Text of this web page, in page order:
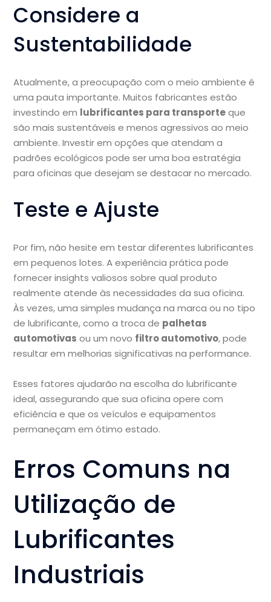
Considere a
Sustentabilidade
Atualmente, a preocupação com o meio ambiente é
uma pauta importante. Muitos fabricantes estão
investindo em lubrificantes para transporteque
são mais sustentáveis e menos agressivos ao meio
ambiente. Investir em opções que atendam a
padrões ecológicos pode ser uma boa estratégia
para oficinas que desejam se destacar no mercado.
Teste e Ajuste
Por fim, não hesite em testar diferentes lubrificantes
em pequenos lotes. A experiência prática pode
fornecer insights valiosos sobre qual produto
realmente atende às necessidades da sua oficina.
Às vezes, uma simples mudança na marca ou no tipo
de lubrificante, como a troca de palhetas
automotivas ou um novo filtro automotivo, pode
resultar em melhorias significativas na performance.
Esses fatores ajudarão na escolha do lubrificante
ideal, assegurando que sua oficina opere com
eficiência e que os veículos e equipamentos
permaneçam em ótimo estado.
Erros Comuns na
Utilização de
Lubrificantes
Industriais